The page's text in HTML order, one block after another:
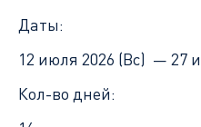
Даты:
12 июля 2026 (Вс) — 27
Кол-во дней: